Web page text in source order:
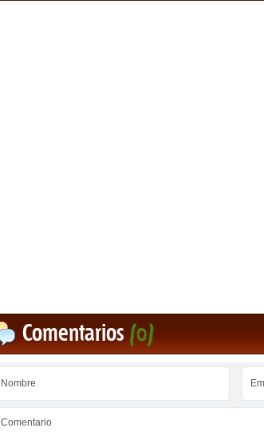
Comentarios(0)